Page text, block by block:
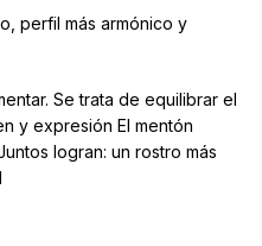
perfil más armónico y
Se trata de equilibrar el
y expresión El mentón
logran: un rostro más